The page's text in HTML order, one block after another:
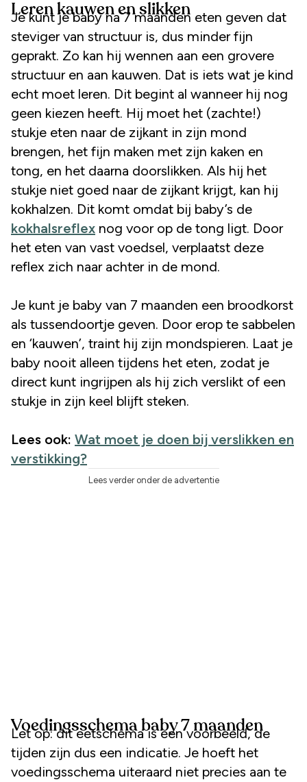
Leren kauwen en slikken
Je kunt je baby na 7 maanden eten geven dat
steviger van structuur is, dus minder fijn
geprakt. Zo kan hij wennen aan een grovere
structuur en aan kauwen. Dat is iets wat je kind
echt moet leren. Dit begint al wanneer hij nog
geen kiezen heeft. Hij moet het (zachte!)
stukje eten naar de zijkant in zijn mond
brengen, het fijn maken met zijn kaken en
tong, en het daarna doorslikken. Als hij het
stukje niet goed naar de zijkant krijgt, kan hij
kokhalzen. Dit komt omdat bij baby’s de
kokhalsreflex nog voor op de tong ligt. Door
het eten van vast voedsel, verplaatst deze
reflex zich naar achter in de mond.
Je kunt je baby van 7 maanden een broodkorst
als tussendoortje geven. Door erop te sabbelen
en ‘kauwen’, traint hij zijn mondspieren. Laat je
baby nooit alleen tijdens het eten, zodat je
direct kunt ingrijpen als hij zich verslikt of een
stukje in zijn keel blijft steken.
Lees ook: Wat moet je doen bij verslikken en
verstikking?
Lees verder onder de advertentie
Voedingsschema baby 7 maanden
Let op: dit eetschema is een voorbeeld, de
tijden zijn dus een indicatie. Je hoeft het
voedingsschema uiteraard niet precies aan te